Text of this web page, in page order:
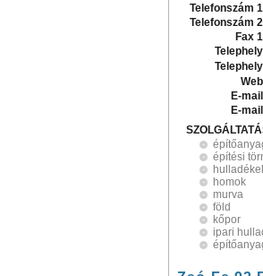
Telefonszám
Telefonszám
Fax
E-
E-
építési
homok
murva
föld
kőpor
ipari